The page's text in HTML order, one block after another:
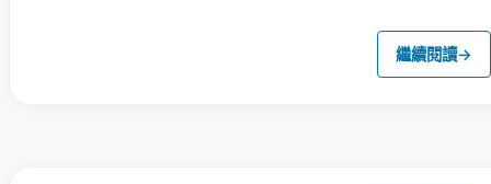
繼續閱讀→